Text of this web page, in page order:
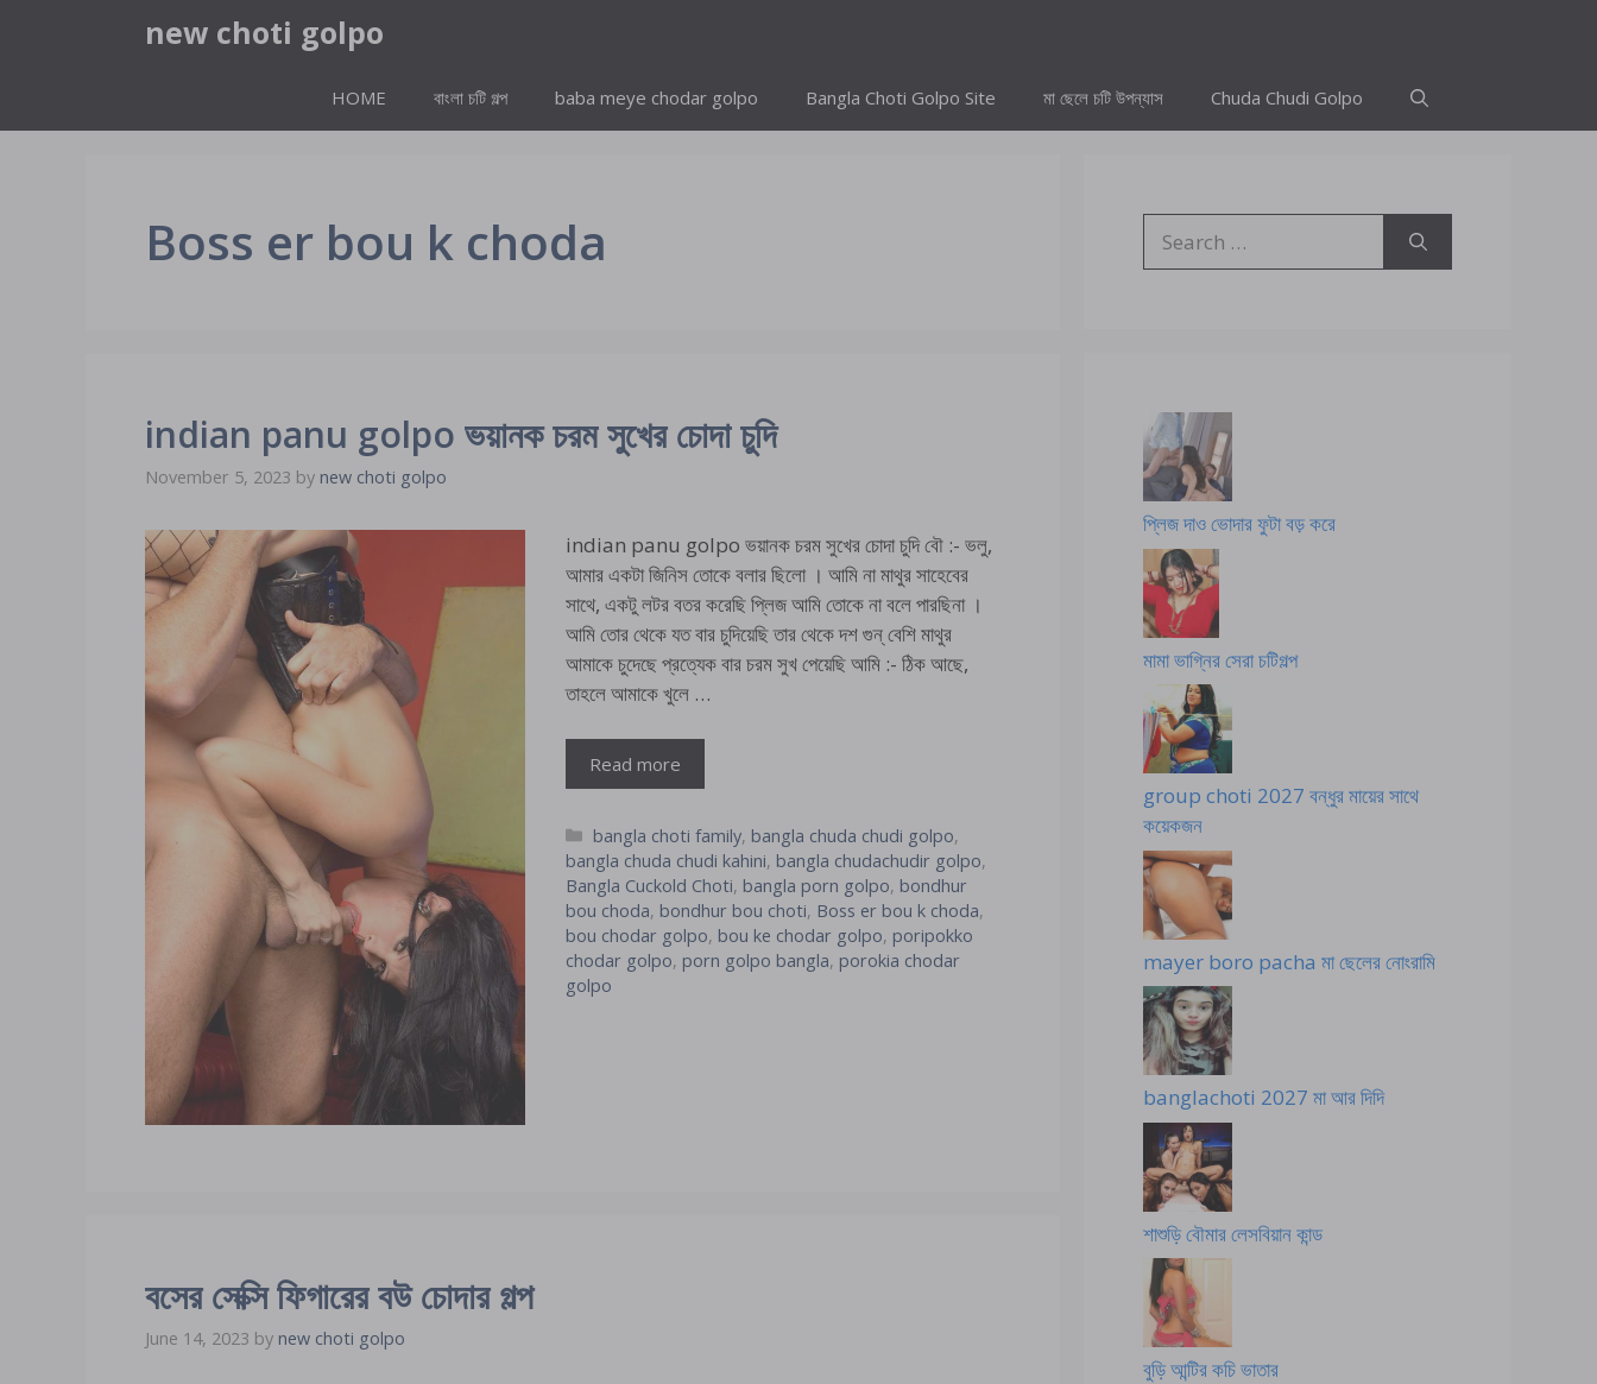
new choti golpo
HOME বাংলা চটি গল্প baba meye chodar golpo Bangla Choti Golpo Site মা ছেলে চটি উপন্যাস Chuda Chudi Golpo
Boss er bou k choda
indian panu golpo ভয়ানক চরম সুখের চোদা চুদি
November 5, 2023 by new choti golpo
indian panu golpo ভয়ানক চরম সুখের চোদা চুদি বৌ :- ভলু,
আমার একটা জিনিস তোকে বলার ছিলো । আমি না মাথুর সাহেবের
সাথে, একটু লটর বতর করেছি প্লিজ আমি তোকে না বলে পারছিনা ।
আমি তোর থেকে যত বার চুদিয়েছি তার থেকে দশ গুন্ বেশি মাথুর
আমাকে চুদেছে প্রত্যেক বার চরম সুখ পেয়েছি আমি :- ঠিক আছে,
তাহলে আমাকে খুলে …
Read more
Categories
bangla choti family, bangla chuda chudi golpo,
bangla chuda chudi kahini, bangla chudachudir golpo,
Bangla Cuckold Choti, bangla porn golpo, bondhur
bou choda, bondhur bou choti, Boss er bou k choda,
bou chodar golpo, bou ke chodar golpo, poripokko
chodar golpo, porn golpo bangla, porokia chodar
golpo
বসের সেক্সি ফিগারের বউ চোদার গল্প
June 14, 2023 by new choti golpo
for:
প্লিজ দাও ভোদার ফুটা বড় করে
মামা ভাগ্নির সেরা চটিগল্প
group choti 2027 বন্ধুর মায়ের সাথে
কয়েকজন
mayer boro pacha মা ছেলের নোংরামি
banglachoti 2027 মা আর দিদি
শাশুড়ি বৌমার লেসবিয়ান কান্ড
বুড়ি আন্টির কচি ভাতার